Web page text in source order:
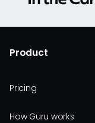
Product
Pricing
How Guru works